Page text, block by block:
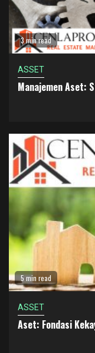
3 min read
ASSET
Manajemen Aset:
5 min read
ASSET
Aset: Fondasi